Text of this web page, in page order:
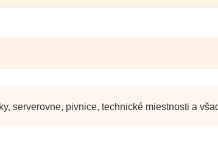
serverovne, pivnice, technické miestnosti a